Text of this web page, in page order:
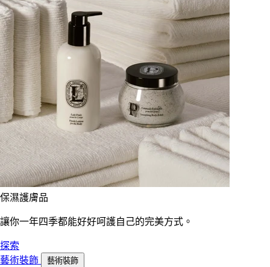
保濕護膚品
讓你一年四季都能好好呵護自己的完美方式。
探索
藝術裝飾
藝術裝飾